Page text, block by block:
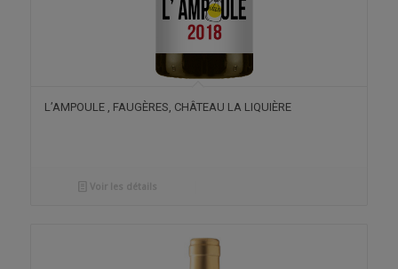
L’AMPOULE , FAUGÈRES, CHÂTEAU LA LIQUIÈRE
Voir les détails